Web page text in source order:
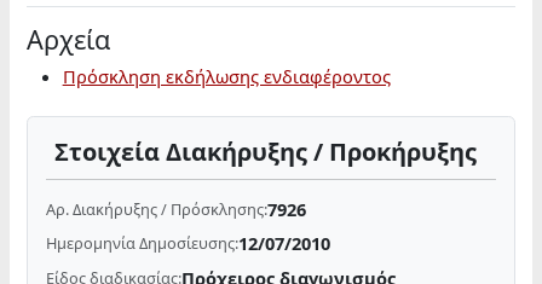
Αρχεία
Πρόσκληση εκδήλωσης ενδιαφέροντος
Στοιχεία Διακήρυξης / Προκήρυξης
Αρ. Διακήρυξης / Πρόσκλησης:7926
Ημερομηνία Δημοσίευσης:12/07/2010
Είδος διαδικασίας:Πρόχειρος διαγωνισμός